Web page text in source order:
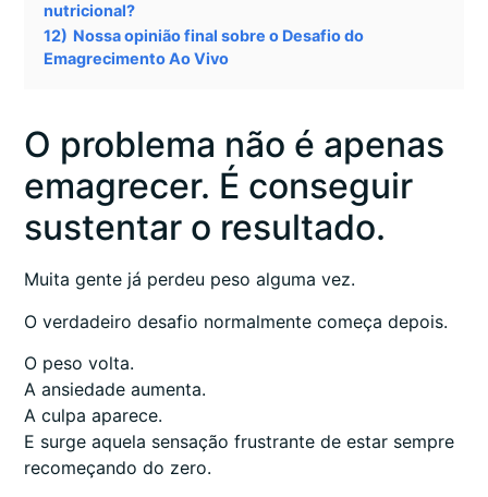
nutricional?
12) Nossa opinião final sobre o Desafio do
Emagrecimento Ao Vivo
O problema não é apenas
emagrecer. É conseguir
sustentar o resultado.
Muita gente já perdeu peso alguma vez.
O verdadeiro desafio normalmente começa depois.
O peso volta.
A ansiedade aumenta.
A culpa aparece.
E surge aquela sensação frustrante de estar sempre
recomeçando do zero.